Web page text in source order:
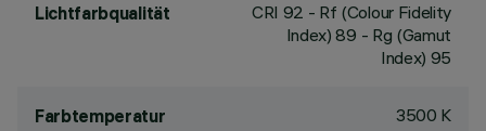
Lichtfarbqualität CRI 92 - Rf (Colour Fidelity
Index) 89 - Rg (Gamut
Index) 95
Farbtemperatur 3500 K